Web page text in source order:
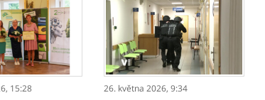
15:28 26. května 2026, 9:34